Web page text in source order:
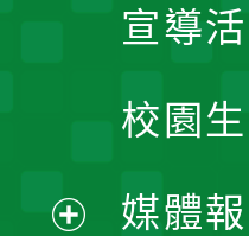
宣導
校園
媒體